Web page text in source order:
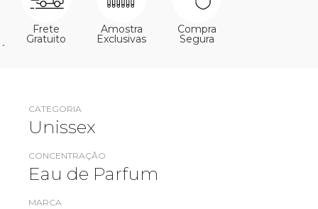
Frete
Gratuito
Amostra
Exclusivas
Compra
Segura
´
CATEGORIA
Unissex
CONCENTRAÇÃO
Eau de Parfum
MARCA